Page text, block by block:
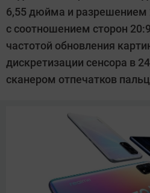
6,55 дюйма и разрешением
с соотношением сторон
частотой обновления
дискретизации сенсора в
сканером отпечатков